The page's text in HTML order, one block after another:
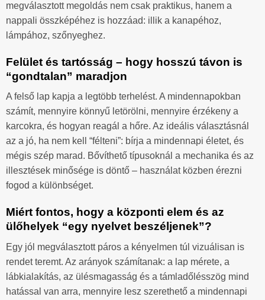
megválasztott megoldás nem csak praktikus, hanem a
nappali összképéhez is hozzáad: illik a kanapéhoz,
lámpához, szőnyeghez.
Felület és tartósság – hogy hosszú távon is
“gondtalan” maradjon
A felső lap kapja a legtöbb terhelést. A mindennapokban
számít, mennyire könnyű letörölni, mennyire érzékeny a
karcokra, és hogyan reagál a hőre. Az ideális választásnál
az a jó, ha nem kell “félteni”: bírja a mindennapi életet, és
mégis szép marad. Bővíthető típusoknál a mechanika és az
illesztések minősége is döntő – használat közben érezni
fogod a különbséget.
Miért fontos, hogy a központi elem és az
ülőhelyek “egy nyelvet beszéljenek”?
Egy jól megválasztott páros a kényelmen túl vizuálisan is
rendet teremt. Az arányok számítanak: a lap mérete, a
lábkialakítás, az ülésmagasság és a támladőlésszög mind
hatással van arra, mennyire lesz szerethető a mindennapi